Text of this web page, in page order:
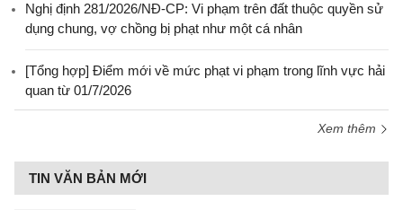
Nghị định 281/2026/NĐ-CP: Vi phạm trên đất thuộc quyền sử
dụng chung, vợ chồng bị phạt như một cá nhân
[Tổng hợp] Điểm mới về mức phạt vi phạm trong lĩnh vực hải
quan từ 01/7/2026
Xem thêm
TIN VĂN BẢN MỚI